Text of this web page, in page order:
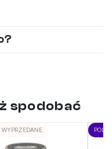
spodobać
WYPRZEDANE